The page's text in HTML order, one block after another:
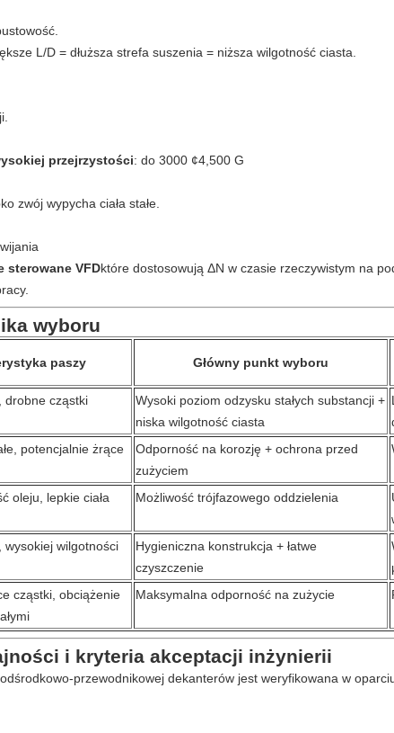
L/D = dłuższa strefa suszenia = niższa wilgotność ciasta.
przejrzystości: do 3000 ¢4,500 G
zwój wypycha ciała stałe.
sterowane VFDktóre dostosowują ΔN w czasie rzeczywistym na
wyboru
paszy Główny punkt wyboru
drobne cząstki
Wysoki poziom odzysku stałych substancji +
niska wilgotność ciasta
potencjalnie żrące
Odporność na korozję + ochrona przed
zużyciem
oleju, lepkie ciała
Możliwość trójfazowego oddzielenia
wysokiej wilgotności
Hygieniczna konstrukcja + łatwe
czyszczenie
cząstki, obciążenie
Maksymalna odporność na zużycie
i kryteria akceptacji inżynierii
przewodnikowej dekanterów jest weryfikowana w